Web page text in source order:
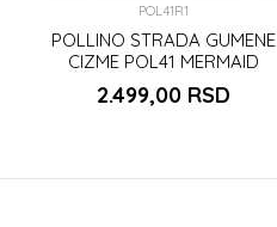
POL41R1
POLLINO STRADA GUMENE
CIZME POL41 MERMAID
2.499,00 RSD